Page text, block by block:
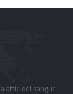
del sangue